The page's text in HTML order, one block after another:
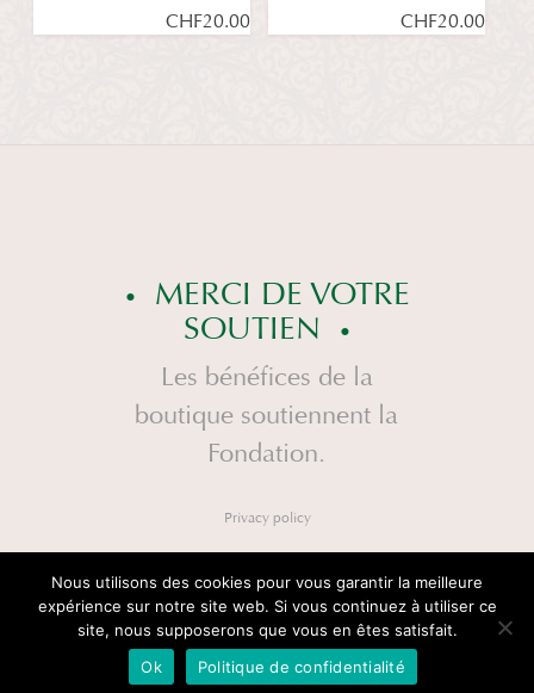
CHF20.00
CHF20.00
MERCI DE VOTRE
SOUTIEN
Les bénéfices de la
boutique soutiennent la
Fondation.
Privacy policy
Nous utilisons des cookies pour vous garantir la meilleure
expérience sur notre site web. Si vous continuez à utiliser ce
site, nous supposerons que vous en êtes satisfait.
Ok
Politique de confidentialité